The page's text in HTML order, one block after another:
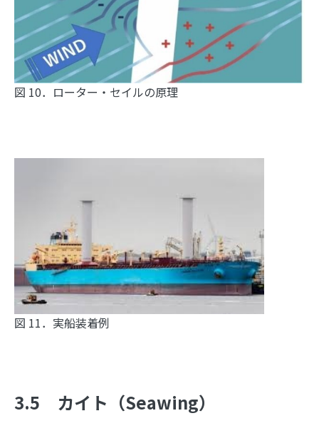
図 10．ローター・セイルの原理
図 11．実船装着例
3.5 カイト（Seawing）